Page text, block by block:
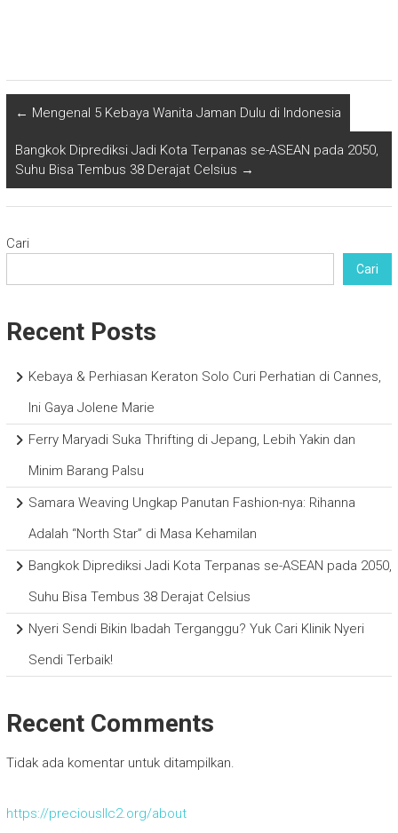
← Mengenal 5 Kebaya Wanita Jaman Dulu di Indonesia
Bangkok Diprediksi Jadi Kota Terpanas se-ASEAN pada 2050,
Suhu Bisa Tembus 38 Derajat Celsius →
Cari
Cari
Recent Posts
Kebaya & Perhiasan Keraton Solo Curi Perhatian di Cannes,
Ini Gaya Jolene Marie
Ferry Maryadi Suka Thrifting di Jepang, Lebih Yakin dan
Minim Barang Palsu
Samara Weaving Ungkap Panutan Fashion-nya: Rihanna
Adalah “North Star” di Masa Kehamilan
Bangkok Diprediksi Jadi Kota Terpanas se-ASEAN pada 2050,
Suhu Bisa Tembus 38 Derajat Celsius
Nyeri Sendi Bikin Ibadah Terganggu? Yuk Cari Klinik Nyeri
Sendi Terbaik!
Recent Comments
Tidak ada komentar untuk ditampilkan.
https://preciousllc2.org/about